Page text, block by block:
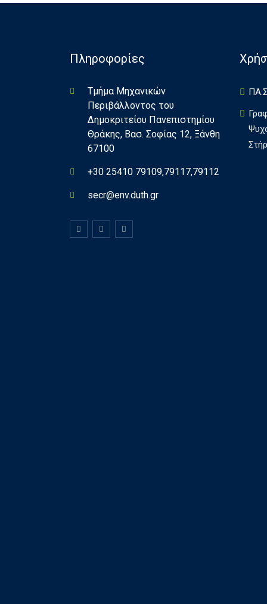
Πληροφορίες
Τμήμα Μηχανικών
Περιβάλλοντος του
Δημοκριτείου Πανεπιστημίου
Θράκης, Βασ. Σοφίας 12, Ξάνθη
67100
+30 25410 79109,79117,79112
secr@env.duth.gr